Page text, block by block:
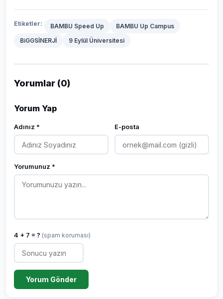
Etiketler: BAMBU Speed Up
BAMBU Up Campus
BiGGSİNERJİ
9 Eylül Üniversitesi
Yorumlar (0)
Yorum Yap
Adınız * E-posta
Yorumunuz *
4 + 7 = ? (spam koruması)
Yorum Gönder